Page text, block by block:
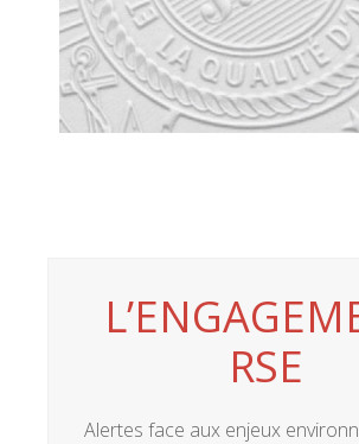
RSE
Alertes face aux enjeux